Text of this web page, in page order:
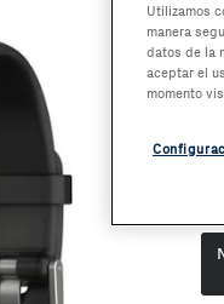
Utilizamos
manera
datos de la
aceptar el
momento